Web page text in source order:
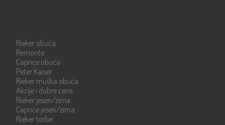
Rieker obuća
Remonte
Caprice obuća
Peter Kaiser
Rieker muška obuća
Akcije i dobre cene
Rieker jesen/zima
Caprice jesen/zima
Rieker torbe